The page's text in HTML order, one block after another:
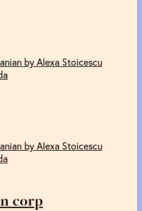
by Alexa Stoicescu
by Alexa Stoicescu
corp